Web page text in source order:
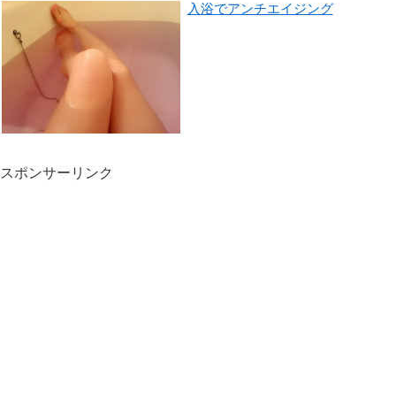
入浴でアンチエイジング
スポンサーリンク